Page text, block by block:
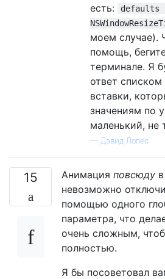
есть:
defaults
моем случае).
помощь,
терминале. Я
ответ
вставки,
значениям по
маленький, не
— Дэвид Лопес
15 Анимация повсюду
невозможно
помощью одного
параметра, что
очень сложным,
полностью.
Я бы посоветовал